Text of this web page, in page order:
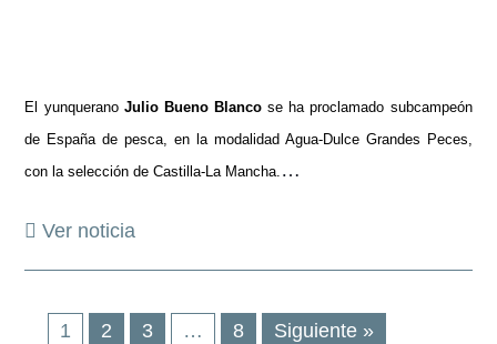
El yunquerano Julio Bueno Blanco se ha proclamado subcampeón
de España de pesca, en la modalidad Agua-Dulce Grandes Peces,
con la selección de Castilla-La Mancha. …
Ver noticia
1 2 3 … 8 Siguiente »